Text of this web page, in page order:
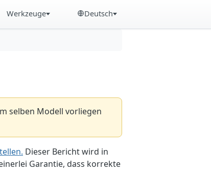
Werkzeuge Deutsch
selben Modell vorliegen
Dieser Bericht wird in
Garantie, dass korrekte